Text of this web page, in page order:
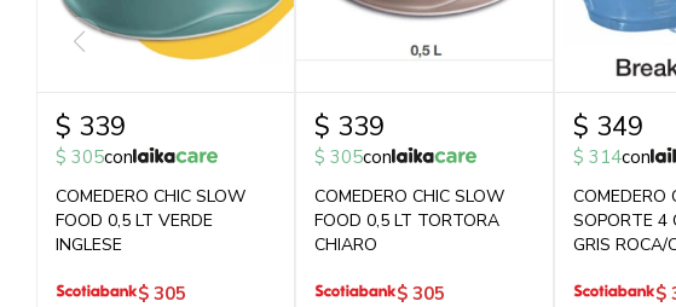
$ 339
$ 305con
COMEDERO CHIC SLOW
FOOD 0,5 LT VERDE
INGLESE
$ 305
$ 339
$ 305con
COMEDERO CHIC SLOW
FOOD 0,5 LT TORTORA
CHIARO
$ 305
$ 349
$ 314con
COMEDERO
SOPORTE 4
GRIS ROCA/
$